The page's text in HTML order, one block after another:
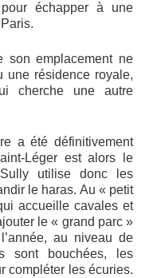
échapper à une
son emplacement ne
une résidence royale,
cherche une autre
a été définitivement
Léger est alors le
utilise donc les
le haras. Au « petit
accueille cavales et
le « grand parc »
au niveau de
sont bouchées, les
compléter les écuries.